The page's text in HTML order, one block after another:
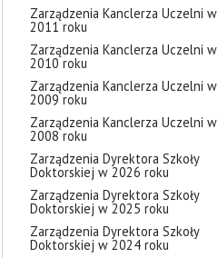
Zarządzenia Kanclerza Uczelni w
2011 roku
Zarządzenia Kanclerza Uczelni w
2010 roku
Zarządzenia Kanclerza Uczelni w
2009 roku
Zarządzenia Kanclerza Uczelni w
2008 roku
Zarządzenia Dyrektora Szkoły
Doktorskiej w 2026 roku
Zarządzenia Dyrektora Szkoły
Doktorskiej w 2025 roku
Zarządzenia Dyrektora Szkoły
Doktorskiej w 2024 roku